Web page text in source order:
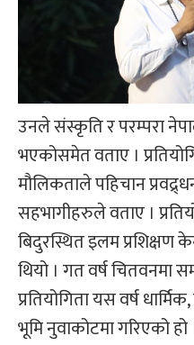
उनले संस्कृति र परम्परा
भएकोसमेत वताए ।
मौलिकताले पहिचान
सहभागीहरुले वताए ।
बिदुरस्थित इलम प्रशिक्षण
थियो । गत वर्ष चितवनमा
प्रतियोगिता यस वर्ष
भूमि नुवाकोटमा गरिएको हो